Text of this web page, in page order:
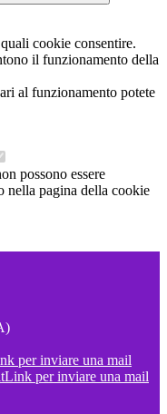
cookie consentire.
il funzionamento della
al funzionamento potete
possono essere
nella pagina della cookie
per inviare una mail
Link per inviare una mail